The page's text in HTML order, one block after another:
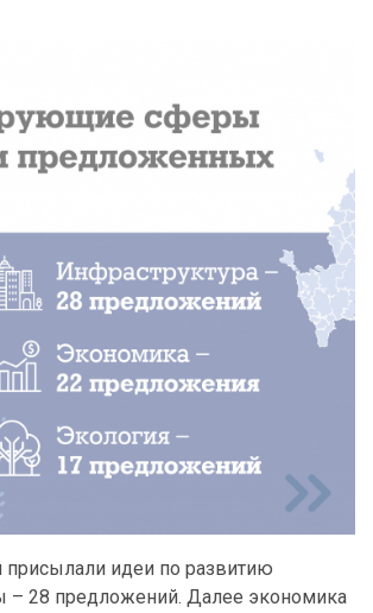
идеи по развитию
– 28 предложений. Далее экономика